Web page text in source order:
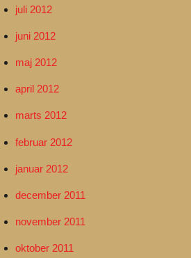
juli 2012
juni 2012
maj 2012
april 2012
marts 2012
februar 2012
januar 2012
december 2011
november 2011
oktober 2011